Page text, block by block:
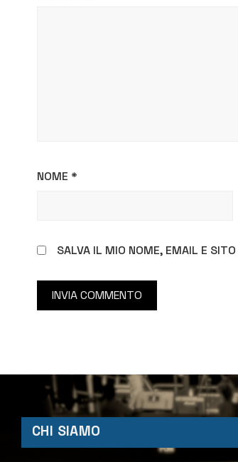
NOME *
SALVA IL MIO NOME, EMAIL E
CHI SIAMO